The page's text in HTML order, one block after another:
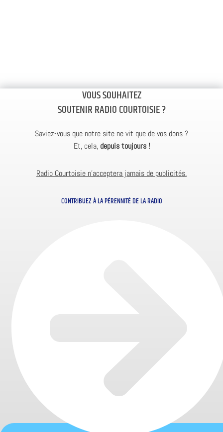
VOUS SOUHAITEZ
SOUTENIR RADIO COURTOISIE ?
Saviez-vous que notre site ne vit que de vos dons ?
Et, cela, depuis toujours !
Radio Courtoisie n’acceptera jamais de publicités.
CONTRIBUEZ À LA PÉRENNITÉ DE LA RADIO